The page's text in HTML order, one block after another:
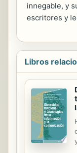
innegable, y
escritores y
Libros